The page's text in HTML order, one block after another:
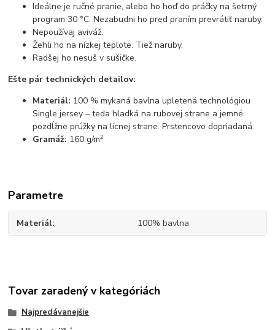
Ideálne je ručné pranie, alebo ho hoď do práčky na šetrný
program 30 °C. Nezabudni ho pred praním prevrátiť naruby.
Nepoužívaj aviváž.
Žehli ho na nízkej teplote. Tiež naruby.
Radšej ho nesuš v sušičke.
Ešte pár technických detailov:
Materiál: 100 % mykaná bavlna upletená technológiou
Single jersey – teda hladká na rubovej strane a jemné
pozdĺžne prúžky na lícnej strane. Prstencovo dopriadaná.
Gramáž: 160 g/m2
Parametre
Materiál 100% bavlna
Tovar zaradený v kategóriách
Najpredávanejšie